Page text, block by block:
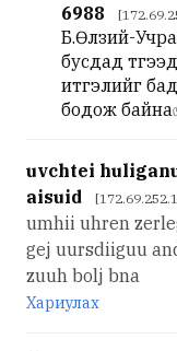
6988
Б.Өлзий-
бусдад
итгэлийг
бодож
uvchtei
aisuid
umhii uhren
gej uursdiiguu
zuuh bolj bna
Хариулах